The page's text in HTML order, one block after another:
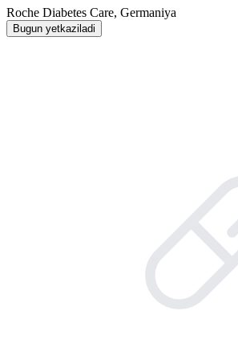
Roche Diabetes Care, Germaniya
Bugun yetkaziladi